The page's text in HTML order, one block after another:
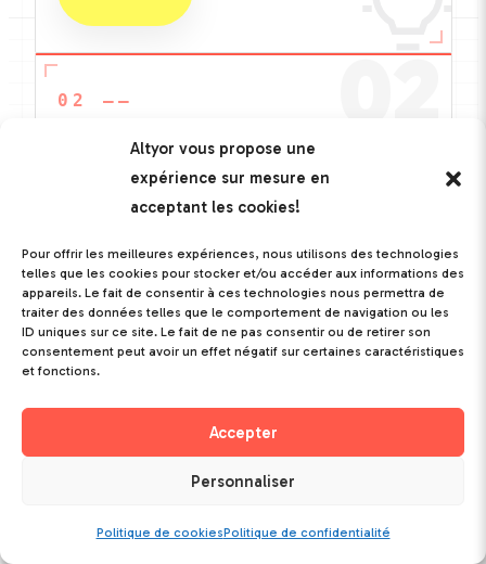
Altyor vous propose une
expérience sur mesure en
acceptant les cookies!
Pour offrir les meilleures expériences, nous utilisons des technologies
telles que les cookies pour stocker et/ou accéder aux informations des
appareils. Le fait de consentir à ces technologies nous permettra de
traiter des données telles que le comportement de navigation ou les
ID uniques sur ce site. Le fait de ne pas consentir ou de retirer son
consentement peut avoir un effet négatif sur certaines caractéristiques
et fonctions.
Accepter
Personnaliser
Politique de cookiesPolitique de confidentialité
02
02 ——
Conception mécanique & électronique
_Nous donnons vie durablement à votre
On conçoit
03
03 ——
_Nous industrialisons votre produit pour